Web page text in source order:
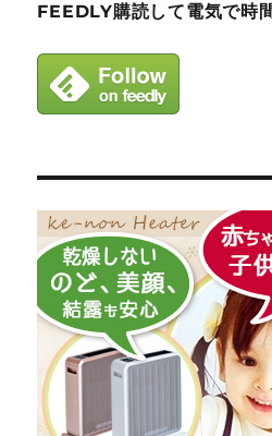
FEEDLY購読して電気で時